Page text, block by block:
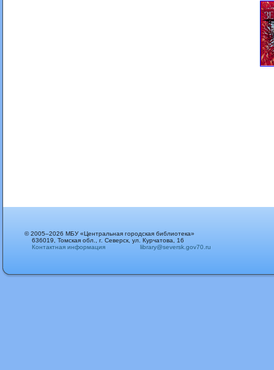
© 2005–2026 МБУ «Центральная городская библиотека»
636019, Томская обл., г. Северск, ул. Курчатова, 16
Контактная информация
library@seversk.gov70.ru